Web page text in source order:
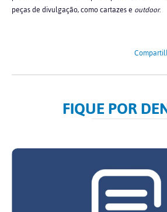
peças de divulgação, como cartazes e outdoor.
FIQUE POR